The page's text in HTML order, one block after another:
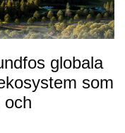
globala
som
och